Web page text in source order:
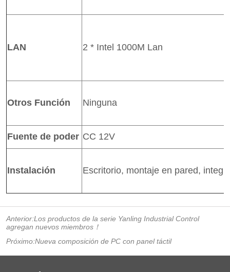
Anterior:Los productos de la serie Yanling Industrial Control
agregan nuevos miembros！
Próximo:Nueva composición de PC con panel táctil